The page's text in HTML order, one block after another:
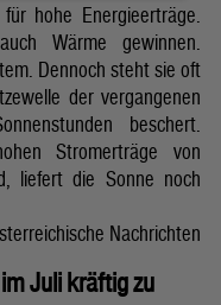
hohe Energieerträge.
Wärme gewinnen.
Dennoch steht sie oft
der vergangenen
beschert.
Stromerträge von
liefert die Sonne noch
Nachrichten
Juli kräftig zu